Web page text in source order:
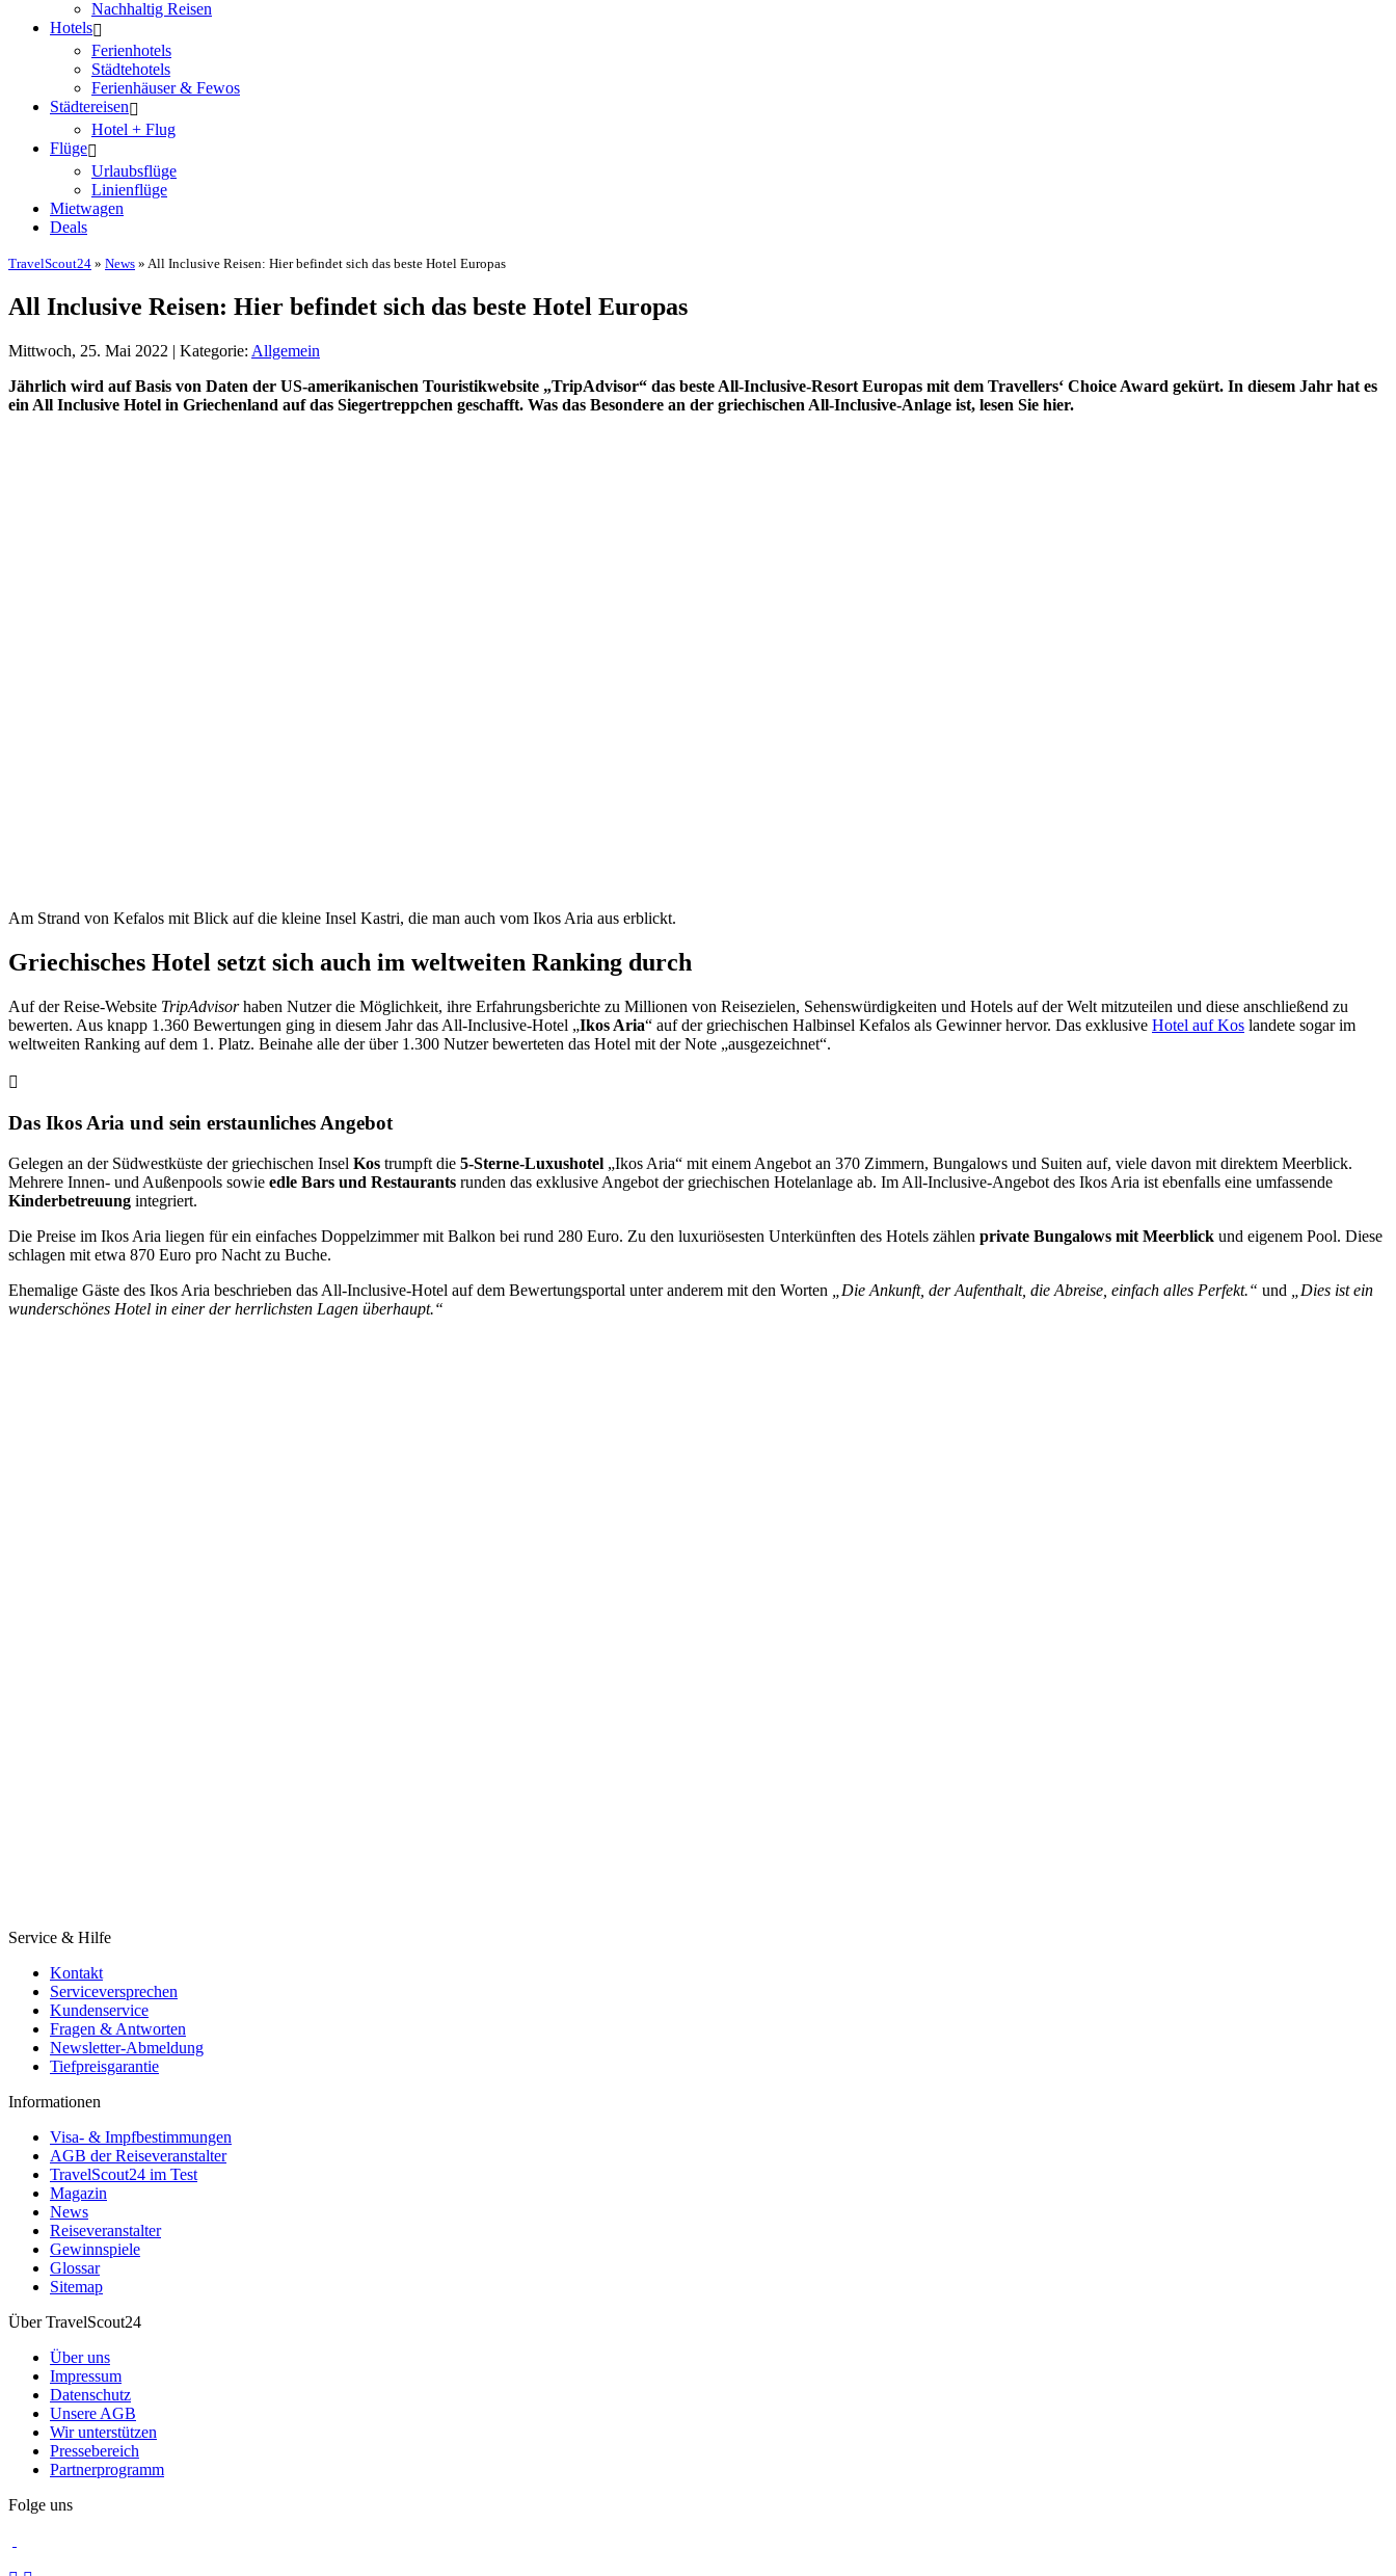
Nachhaltig Reisen
Hotels
Ferienhotels
Städtehotels
Ferienhäuser & Fewos
Städtereisen
Hotel + Flug
Flüge
Urlaubsflüge
Linienflüge
Mietwagen
Deals
TravelScout24 » News » All Inclusive Reisen: Hier befindet sich das beste Hotel Europas
All Inclusive Reisen: Hier befindet sich das beste Hotel Europas
Mittwoch, 25. Mai 2022 | Kategorie: Allgemein
Jährlich wird auf Basis von Daten der US-amerikanischen Touristikwebsite „TripAdvisor“ das beste All-Inclusive-Resort Europas mit dem Travellers‘ Choice Award gekürt. In diesem Jahr hat es
ein All Inclusive Hotel in Griechenland auf das Siegertreppchen geschafft. Was das Besondere an der griechischen All-Inclusive-Anlage ist, lesen Sie hier.
Am Strand von Kefalos mit Blick auf die kleine Insel Kastri, die man auch vom Ikos Aria aus erblickt.
Griechisches Hotel setzt sich auch im weltweiten Ranking durch
Auf der Reise-Website TripAdvisorhaben Nutzer die Möglichkeit, ihre Erfahrungsberichte zu Millionen von Reisezielen, Sehenswürdigkeiten und Hotels auf der Welt mitzuteilen und diese anschließend zu
bewerten. Aus knapp 1.360 Bewertungen ging in diesem Jahr das All-Inclusive-Hotel „Ikos Aria“ auf der griechischen Halbinsel Kefalos als Gewinner hervor. Das exklusive Hotel auf Kos landete sogar im
weltweiten Ranking auf dem 1. Platz. Beinahe alle der über 1.300 Nutzer bewerteten das Hotel mit der Note „ausgezeichnet“.
Das Ikos Aria und sein erstaunliches Angebot
Gelegen an der Südwestküste der griechischen Insel Kos trumpft die 5-Sterne-Luxushotel „Ikos Aria“ mit einem Angebot an 370 Zimmern, Bungalows und Suiten auf, viele davon mit direktem Meerblick.
Mehrere Innen- und Außenpools sowie edle Bars und Restaurants runden das exklusive Angebot der griechischen Hotelanlage ab. Im All-Inclusive-Angebot des Ikos Aria ist ebenfalls eine umfassende
Kinderbetreuung integriert.
Die Preise im Ikos Aria liegen für ein einfaches Doppelzimmer mit Balkon bei rund 280 Euro. Zu den luxuriösesten Unterkünften des Hotels zählen private Bungalows mit Meerblick und eigenem Pool. Diese
schlagen mit etwa 870 Euro pro Nacht zu Buche.
Ehemalige Gäste des Ikos Aria beschrieben das All-Inclusive-Hotel auf dem Bewertungsportal unter anderem mit den Worten
„Die Ankunft, der Aufenthalt, die Abreise, einfach alles Perfekt.“ und
„Dies ist ein
wunderschönes Hotel in einer der herrlichsten Lagen überhaupt.“
Service & Hilfe
Kontakt
Serviceversprechen
Kundenservice
Fragen & Antworten
Newsletter-Abmeldung
Tiefpreisgarantie
Informationen
Visa- & Impfbestimmungen
AGB der Reiseveranstalter
TravelScout24 im Test
Magazin
News
Reiseveranstalter
Gewinnspiele
Glossar
Sitemap
Über TravelScout24
Über uns
Impressum
Datenschutz
Unsere AGB
Wir unterstützen
Pressebereich
Partnerprogramm
Folge uns